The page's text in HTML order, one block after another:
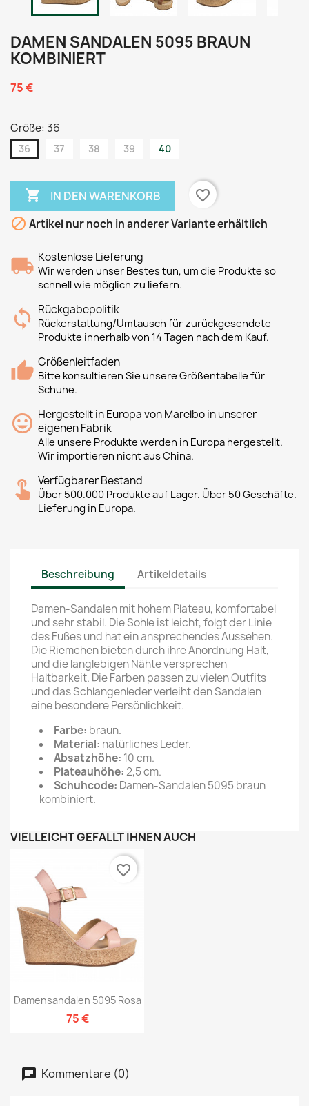
DAMEN SANDALEN 5095 BRAUN
KOMBINIERT
75 €
Größe: 36
36 37 38 39 40
 IN DEN WARENKORB
favorite_border
 Artikel nur noch in anderer Variante erhältlich
Kostenlose Lieferung
Wir werden unser Bestes tun, um die Produkte so
schnell wie möglich zu liefern.
Rückgabepolitik
Rückerstattung/Umtausch für zurückgesendete
Produkte innerhalb von 14 Tagen nach dem Kauf.
Größenleitfaden
Bitte konsultieren Sie unsere Größentabelle für
Schuhe.
Hergestellt in Europa von Marelbo in unserer
eigenen Fabrik
Alle unsere Produkte werden in Europa hergestellt.
Wir importieren nicht aus China.
Verfügbarer Bestand
Über 500.000 Produkte auf Lager. Über 50 Geschäfte.
Lieferung in Europa.
Beschreibung Artikeldetails
Damen-Sandalen mit hohem Plateau, komfortabel
und sehr stabil. Die Sohle ist leicht, folgt der Linie
des Fußes und hat ein ansprechendes Aussehen.
Die Riemchen bieten durch ihre Anordnung Halt,
und die langlebigen Nähte versprechen
Haltbarkeit. Die Farben passen zu vielen Outfits
und das Schlangenleder verleiht den Sandalen
eine besondere Persönlichkeit.
Farbe: braun.
Material: natürliches Leder.
Absatzhöhe: 10 cm.
Plateauhöhe:2,5 cm.
Schuhcode: Damen-Sandalen 5095 braun
kombiniert.
VIELLEICHT GEFÄLLT IHNEN AUCH
Damensandalen 5095 Rosa
75 €
favorite_border
Kommentare (0)